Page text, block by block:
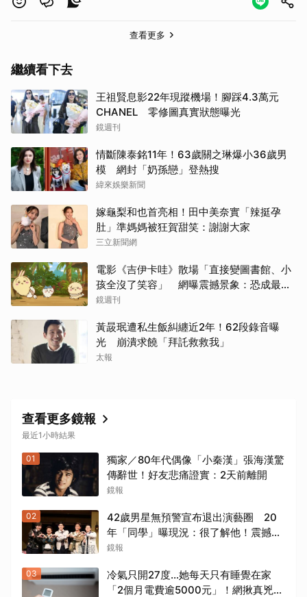
查看更多
繼續看下去
王祖賢息影22年現蹤機場！腳踩4.3萬元
CHANEL 零修圖真實狀態曝光
鏡週刊
情斷陳泰銘11年！63歲關之琳爆小36歲男
模 網封「奶孫戀」登熱搜
緯來娛樂新聞
嫁龜梨和也首亮相！田中美奈實「辣挺孕
肚」準媽媽被狂賀甜笑：謝謝大家
三立新聞網
電影《吉伊卡哇》散場「直接變圖書館、小
孩全沒了笑容」 網曝震撼景象：恐成最新
童年陰影
鏡週刊
黃晸珉遭私生飯糾纏近2年！62段錄音曝
光 崩潰求饒「拜託救救我」
太報
查看更多鏡報
最近1小時結果
01
獨家／80年代偶像「小秦漢」張海漢驚
傳辭世！好友悲痛證實：2天前離開
鏡報
02
42歲男星無預警宣布退出演藝圈 20
年「同學」曝現況：很了解他！震撼爆
料「恐懼」這件事
鏡報
03
冷氣只開27度…她每天只有睡覺在家
「2個月電費逾5000元」！網揪真兇恐